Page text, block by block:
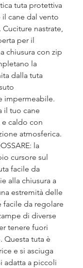
tuta protettiva
cane dal vento
nastrate,
per il
chiusura con zip
la
dalla tuta
impermeabile.
il tuo cane
e caldo con
atmosferica.
la
cursore sul
facile da
alla chiusura a
estremità delle
facile da regolare
di diverse
tenere fuori
Questa tuta è
e si asciuga
adatta a piccoli